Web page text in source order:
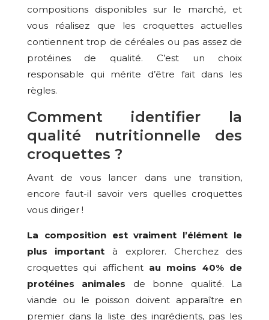
compositions disponibles sur le marché, et
vous réalisez que les croquettes actuelles
contiennent trop de céréales ou pas assez de
protéines de qualité. C’est un choix
responsable qui mérite d’être fait dans les
règles.
Comment identifier la
qualité nutritionnelle des
croquettes ?
Avant de vous lancer dans une transition,
encore faut-il savoir vers quelles croquettes
vous diriger !
La composition est vraiment l’élément le
plus important à explorer. Cherchez des
croquettes qui affichent au moins 40% de
protéines animales de bonne qualité. La
viande ou le poisson doivent apparaître en
premier dans la liste des ingrédients, pas les